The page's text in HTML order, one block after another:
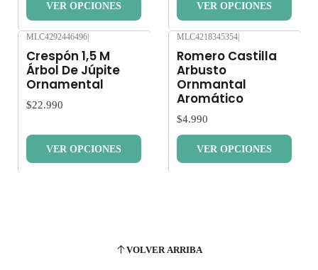
VER OPCIONES VER OPCIONES
MLC4292446496|
Crespón 1,5 M
Árbol De Júpite
Ornamental
$22.990
VER OPCIONES
MLC4218345354|
Romero Castilla
Arbusto
Ornmantal
Aromático
$4.990
VER OPCIONES
VOLVER ARRIBA